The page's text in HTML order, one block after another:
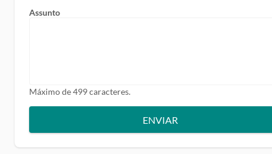
Assunto
Máximo de 499 caracteres.
ENVIAR